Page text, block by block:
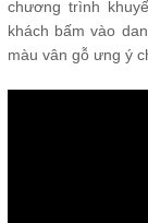
chương trình
khách bấm vào
màu vân gỗ ưng ý